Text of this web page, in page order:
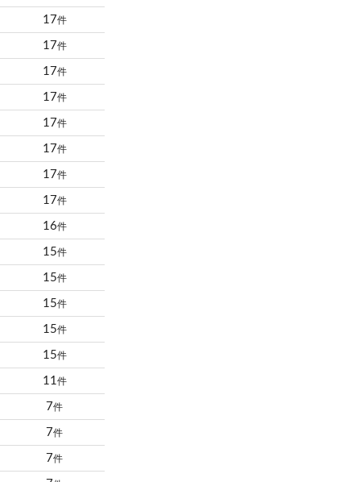
17件
17件
17件
17件
17件
17件
17件
17件
16件
15件
15件
15件
15件
15件
11件
7件
7件
7件